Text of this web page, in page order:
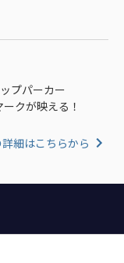
プパーカー
クが映える！
細はこちらから